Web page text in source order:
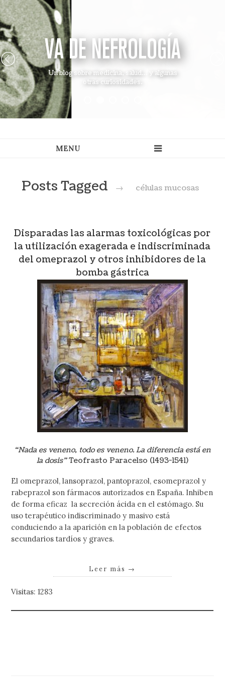
VA DE NEFROLOGÍA
Un blog sobre medicina, salud... y algunas
otras curiosidades.
Posts Tagged → células mucosas
Disparadas las alarmas toxicológicas por
la utilización exagerada e indiscriminada
del omeprazol y otros inhibidores de la
bomba gástrica
“Nada es veneno, todo es veneno. La diferencia está en
la dosis”Teofrasto Paracelso (1493-1541)
El omeprazol, lansoprazol, pantoprazol, esomeprazol y
rabeprazol son fármacos autorizados en España. Inhiben
de forma eficaz la secreción ácida en el estómago. Su
uso terapéutico indiscriminado y masivo está
conduciendo a la aparición en la población de efectos
secundarios tardíos y graves.
Leer más →
Visitas: 1283